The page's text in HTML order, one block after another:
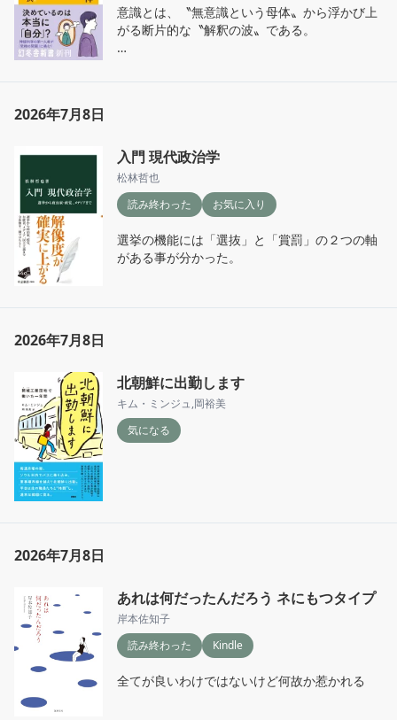
意識とは、〝無意識という母体〟から浮かび上
がる断片的な〝解釈の波〟である。
2026年7月8日
入門 現代政治学
松林哲也
読み終わった
お気に入り
選挙の機能には「選抜」と「賞罰」の２つの軸
がある事が分かった。
2026年7月8日
北朝鮮に出勤します
キム・ミンジュ,岡裕美
気になる
2026年7月8日
あれは何だったんだろう ネにもつタイプ
岸本佐知子
読み終わった
Kindle
全てが良いわけではないけど何故か惹かれる